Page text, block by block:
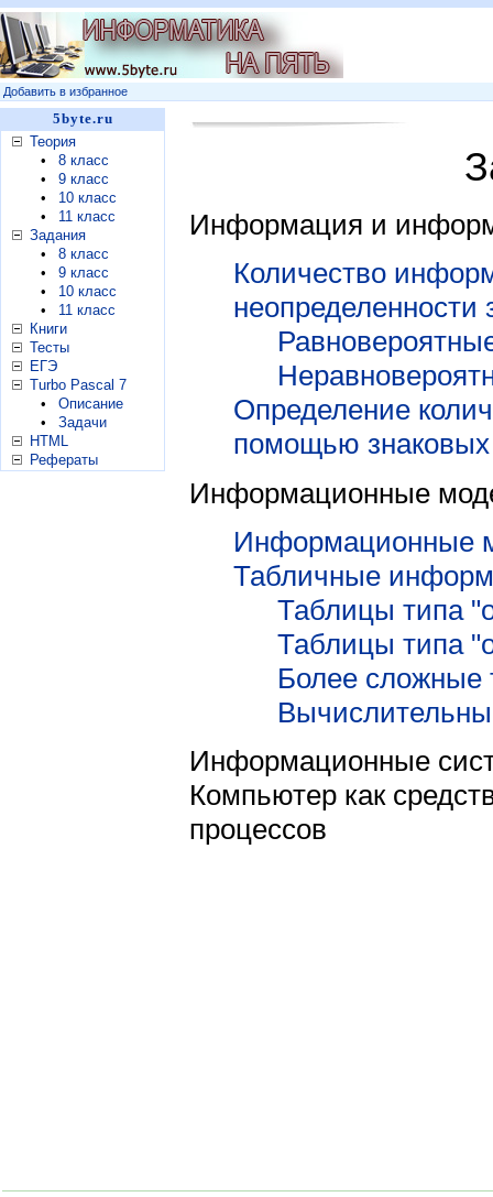
Добавить в избранное
5byte.ru
Теория
•
8 класс
•
9 класс
•
10 класс
•
11 класс
Задания
•
8 класс
•
9 класс
•
10 класс
•
11 класс
Книги
Тесты
ЕГЭ
Turbo Pascal 7
•
Описание
•
Задачи
HTML
Рефераты
Информация и
Количество
неопределенности
Определение
помощью
Информационные
Информационные
Табличные
Таблицы типа
Таблицы типа
Более сложные
Информационные
Компьютер как
процессов